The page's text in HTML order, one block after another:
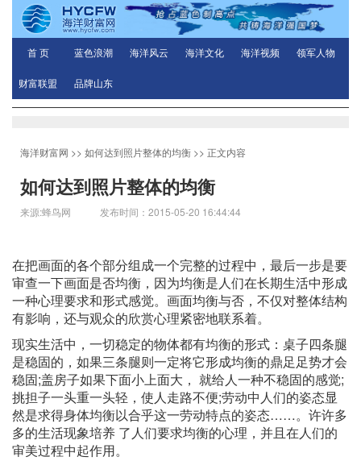
首 页 蓝色浪潮 海洋风云 海洋文化 海洋视频 领军人物
财富联盟 品牌山东
海洋财富网 >> 如何达到照片整体的均衡 >> 正文内容
如何达到照片整体的均衡
来源:蜂鸟网 发布时间：2015-05-20 16:44:44
在把画面的各个部分组成一个完整的过程中，最后一步是要
审查一下画面是否均衡，因为均衡是人们在长期生活中形成
一种心理要求和形式感觉。画面均衡与否，不仅对整体结构
有影响，还与观众的欣赏心理紧密地联系着。
现实生活中，一切稳定的物体都有均衡的形式：桌子四条腿
是稳固的，如果三条腿则一定将它形成均衡的鼎足足势才会
稳固;盖房子如果下面小上面大， 就给人一种不稳固的感觉;
挑担子一头重一头轻，使人走路不便;劳动中人们的姿态显
然是求得身体均衡以合乎这一劳动特点的姿态……。许许多
多的生活现象培养 了人们要求均衡的心理，并且在人们的
审美过程中起作用。